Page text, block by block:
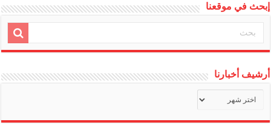
إبحث في موقعنا
أرشيف أخبارنا
أخبارنا